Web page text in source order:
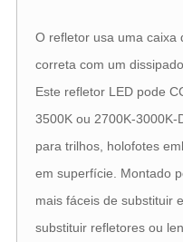
O refletor usa uma caixa
correta com um
Este refletor LED pode
3500K ou 2700K-3000K-
para trilhos, holofotes
em superfície. Montado
mais fáceis de substituir
substituir refletores ou